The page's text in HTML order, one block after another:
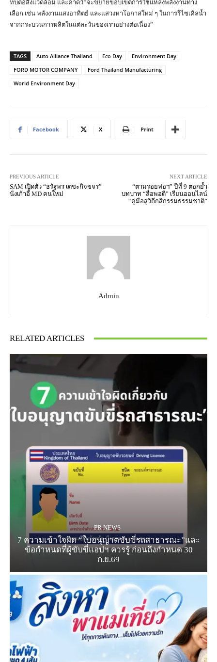
ทบต่อสิ่งแวดล้อม และคาดว่าจะขยายขอบเขตการใช้แหล่งพลังงานทาง
เลือก เช่น พลังงานแสงอาทิตย์ และแสวงหาโอกาสใหม่ ๆ ในการรีไซเคิลน้ำ
จากกระบวนการผลิตในแต่ละวันของเราอย่างต่อเนื่อง”
TAGS Auto Alliance Thailand Eco Day
Environment Day
FORD MOTOR COMPANY
Ford Thailand Manufacturing
World Environment Day
Facebook X Print
PREVIOUS ARTICLE
SAM เปิดตัว “ธรัฐพร เตชะกิจขจร”
นั่งเก้าอี้ MD คนใหม่
NEXT ARTICLE
“ตามรอยพ่อฯ” ปีที่ 9 ตอกย้ำ
บทบาท “สื่อพอดี” เรียนออนไลน์
“คู่มือสู่วิถีกสิกรรมธรรมชาติ”
Admin
RELATED ARTICLES
PR NEWS
7 ความเข้าใจผิด “ใบอนุญาตขับขี่รถสาธารณะ”และ
ข้อกำหนดที่ผู้ขับขี่แอปฯ ควรรู้ ก่อนถึงกำหนด 30
ก.ย.69